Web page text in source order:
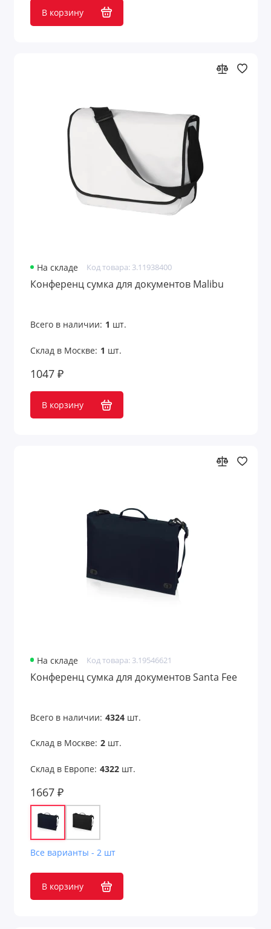
В корзину
На складе Код товара: 3.11938400
Конференц сумка для документов Malibu
Всего в наличии: 1 шт.
Склад в Москве: 1 шт.
1047 ₽
В корзину
На складе Код товара: 3.19546621
Конференц сумка для документов Santa Fee
Всего в наличии: 4324шт.
Склад в Москве: 2шт.
Склад в Европе: 4322шт.
1667 ₽
Все варианты - 2 шт
В корзину